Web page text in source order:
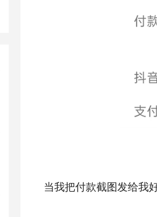
当我把付款截图发给我